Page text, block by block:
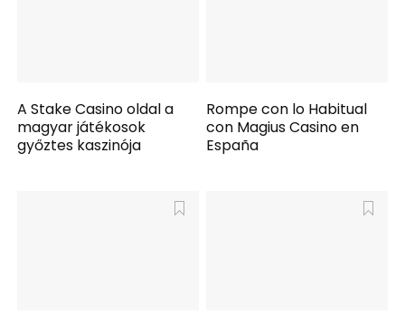
A Stake Casino oldal a
magyar játékosok
győztes kaszinója
Rompe con lo Habitual
con Magius Casino en
España